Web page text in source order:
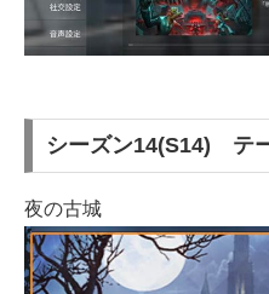
シーズン14(S14) テ
夜の古城